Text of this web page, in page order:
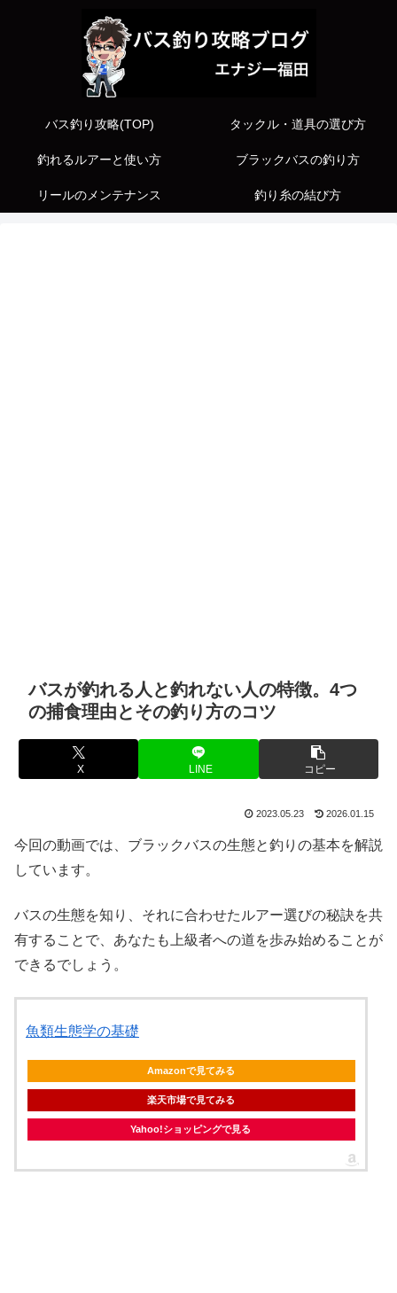
バス釣り攻略(TOP) タックル・道具の選び方
釣れるルアーと使い方 ブラックバスの釣り方
リールのメンテナンス 釣り糸の結び方
バスが釣れる人と釣れない人の特徴。4つ
の捕食理由とその釣り方のコツ
X LINE コピー
2023.05.23 2026.01.15
今回の動画では、ブラックバスの生態と釣りの基本を解説
しています。
バスの生態を知り、それに合わせたルアー選びの秘訣を共
有することで、あなたも上級者への道を歩み始めることが
できるでしょう。
魚類生態学の基礎
Amazonで見てみる
楽天市場で見てみる
Yahoo!ショッピングで見る